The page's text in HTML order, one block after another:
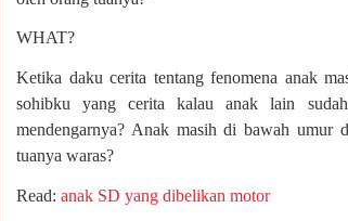
WHAT?
Ketika daku cerita tentang fenomena anak
sohibku yang cerita kalau anak lain
mendengarnya? Anak masih di bawah
tuanya waras?
Read: anak SD yang dibelikan motor